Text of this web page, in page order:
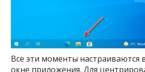
Все эти моменты настраиваются
окне приложения. Для